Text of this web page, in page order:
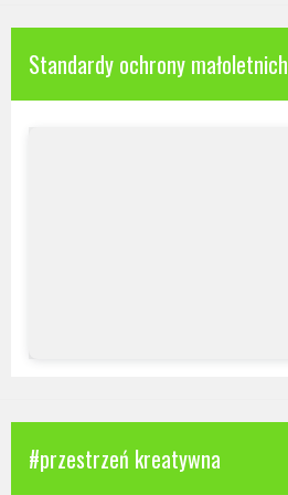
Standardy ochrony małoletnich
#przestrzeń kreatywna